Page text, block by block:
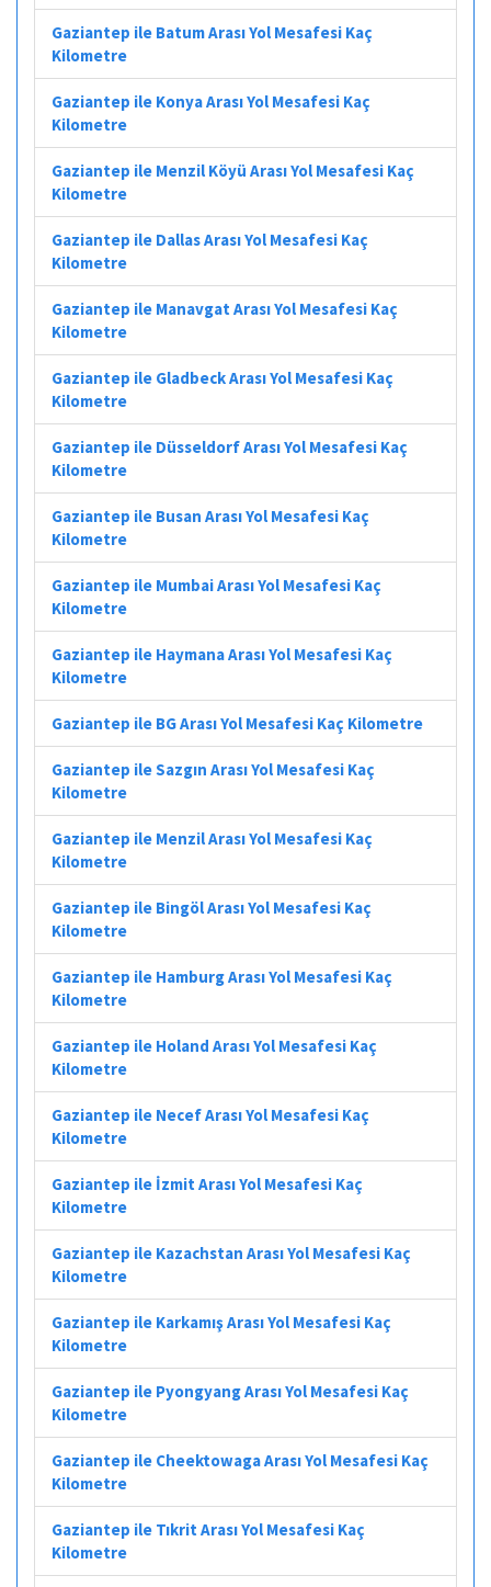
Gaziantep ile Batum Arası Yol Mesafesi Kaç
Kilometre
Gaziantep ile Konya Arası Yol Mesafesi Kaç
Kilometre
Gaziantep ile Menzil Köyü Arası Yol Mesafesi Kaç
Kilometre
Gaziantep ile Dallas Arası Yol Mesafesi Kaç
Kilometre
Gaziantep ile Manavgat Arası Yol Mesafesi Kaç
Kilometre
Gaziantep ile Gladbeck Arası Yol Mesafesi Kaç
Kilometre
Gaziantep ile Düsseldorf Arası Yol Mesafesi Kaç
Kilometre
Gaziantep ile Busan Arası Yol Mesafesi Kaç
Kilometre
Gaziantep ile Mumbai Arası Yol Mesafesi Kaç
Kilometre
Gaziantep ile Haymana Arası Yol Mesafesi Kaç
Kilometre
Gaziantep ile BG Arası Yol Mesafesi Kaç Kilometre
Gaziantep ile Sazgın Arası Yol Mesafesi Kaç
Kilometre
Gaziantep ile Menzil Arası Yol Mesafesi Kaç
Kilometre
Gaziantep ile Bingöl Arası Yol Mesafesi Kaç
Kilometre
Gaziantep ile Hamburg Arası Yol Mesafesi Kaç
Kilometre
Gaziantep ile Holand Arası Yol Mesafesi Kaç
Kilometre
Gaziantep ile Necef Arası Yol Mesafesi Kaç
Kilometre
Gaziantep ile İzmit Arası Yol Mesafesi Kaç
Kilometre
Gaziantep ile Kazachstan Arası Yol Mesafesi Kaç
Kilometre
Gaziantep ile Karkamış Arası Yol Mesafesi Kaç
Kilometre
Gaziantep ile Pyongyang Arası Yol Mesafesi Kaç
Kilometre
Gaziantep ile Cheektowaga Arası Yol Mesafesi Kaç
Kilometre
Gaziantep ile Tıkrit Arası Yol Mesafesi Kaç
Kilometre